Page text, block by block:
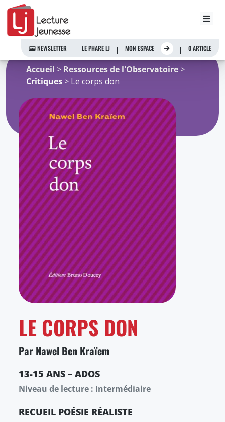
Aller
contenu
NEWSLETTER LE PHARE LJ MON ESPACE 0 ARTICLE
Accueil > Ressources de l'Observatoire >
Critiques > Le corps don
LE CORPS DON
Par Nawel Ben Kraïem
13-15 ANS – ADOS
Niveau de lecture : Intermédiaire
RECUEIL POÉSIE RÉALISTE